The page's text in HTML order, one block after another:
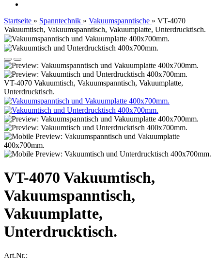
Startseite » Spanntechnik » Vakuumspanntische » VT-4070
Vakuumtisch, Vakuumspanntisch, Vakuumplatte, Unterdrucktisch.
VT-4070 Vakuumtisch, Vakuumspanntisch, Vakuumplatte,
Unterdrucktisch.
VT-4070 Vakuumtisch,
Vakuumspanntisch,
Vakuumplatte,
Unterdrucktisch.
Art.Nr.: